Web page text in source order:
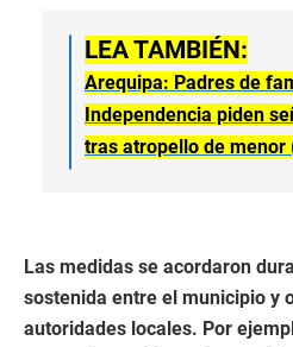
LEA TAMBIÉN:
Arequipa: Padres de
Independencia piden
tras atropello de menor
Las medidas se acordaron
sostenida entre el municipio y
autoridades locales. Por